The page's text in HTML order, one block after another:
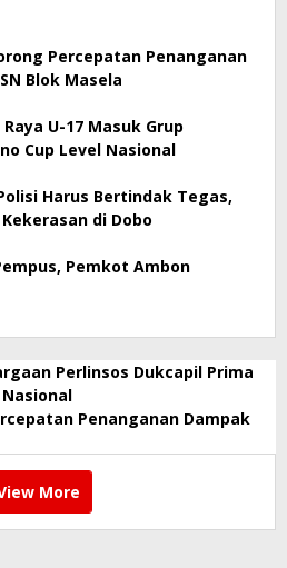
Percepatan Penanganan
Blok Masela
U-17 Masuk Grup
Cup Level Nasional
Harus Bertindak Tegas,
di Dobo
Pemkot Ambon
Perlinsos Dukcapil Prima
Penanganan Dampak
More